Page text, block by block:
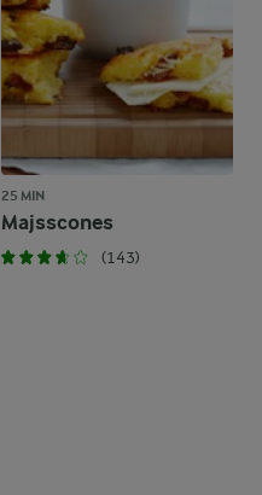
25 MIN
Majsscones
(143)